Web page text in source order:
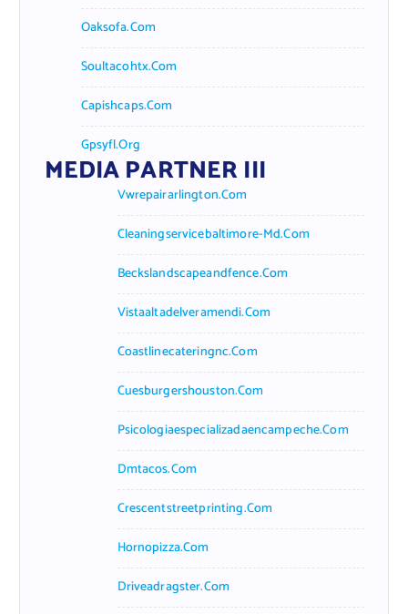
Oaksofa.com
Soultacohtx.com
Capishcaps.com
Gpsyfl.org
MEDIA PARTNER III
Vwrepairarlington.com
Cleaningservicebaltimore-Md.com
Beckslandscapeandfence.com
Vistaaltadelveramendi.com
Coastlinecateringnc.com
Cuesburgershouston.com
Psicologiaespecializadaencampeche.com
Dmtacos.com
Crescentstreetprinting.com
Hornopizza.com
Driveadragster.com